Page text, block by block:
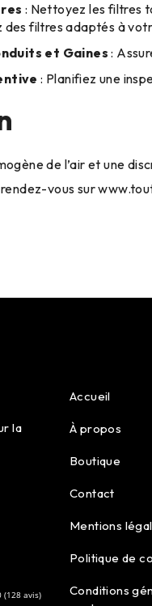
: Nettoyez les filtres
des filtres adaptés à
et Gaines :
: Planifiez une
de l’air et une
rendez-vous sur
la
Accueil
À propos
Boutique
Contact
Mentions
Politique de
Conditions